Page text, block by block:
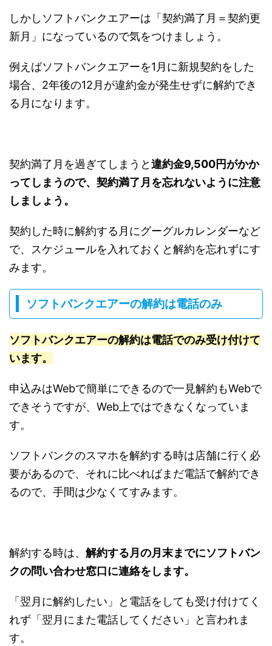
しかしソフトバンクエアーは「契約満了月＝契約更
新月」になっているので気をつけましょう。
例えばソフトバンクエアーを1月に新規契約をした
場合、2年後の12月が違約金が発生せずに解約でき
る月になります。
契約満了月を過ぎてしまうと違約金9,500円がかか
ってしまうので、契約満了月を忘れないように注意
しましょう。
契約した時に解約する月にグーグルカレンダーなど
で、スケジュールを入れておくと解約を忘れずにす
みます。
ソフトバンクエアーの解約は電話のみ
ソフトバンクエアーの解約は電話でのみ受け付けて
います。
申込みはWebで簡単にできるので一見解約もWebで
できそうですが、Web上ではできなくなっていま
す。
ソフトバンクのスマホを解約する時は店舗に行く必
要があるので、それに比べればまだ電話で解約でき
るので、手間は少なくてすみます。
解約する時は、 解約する月の月末までにソフトバン
クの問い合わせ窓口に連絡をします。
「翌月に解約したい」と電話をしても受け付けてく
れず「翌月にまた電話してください」と言われま
す。